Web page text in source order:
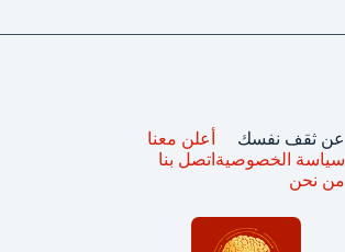
عن ثقف نفسك
سياسة الخصوصية
من نحن
أعلن معنا
اتصل بنا